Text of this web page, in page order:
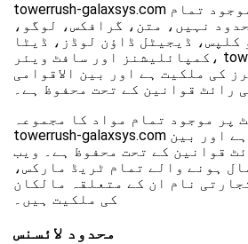
towerrush-galaxsys.com ویب سائٹ پر موجود تمام
نہیں، متن، گرافکس، لوگو،
کلپس، ڈیجیٹل ڈاؤن لوڈز، ڈیٹا
کمپائلیشنز اور سافٹ ویئر، towerrush-galaxsys.com
کی ملکیت ہے اور بین الاقوامی
رائٹ قوانین کے تحت محفوظ ہے۔
پر موجود تمام مواد کا مجموعہ
towerrush-galaxsys.com کی خصوصی ملکیت ہے اور بین
قوانین کے تحت محفوظ ہے۔ ویب
ہونے والے تمام ٹریڈ مارکس،
نام ان کے متعلقہ مالکان
کی ملکیت ہیں۔
محدود لائسنس